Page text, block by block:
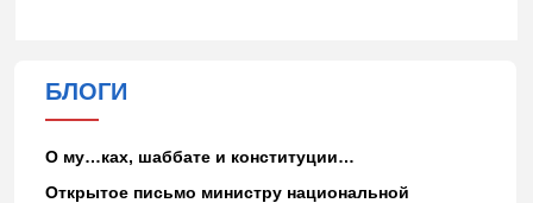
БЛОГИ
О му…ках, шаббате и конституции…
Открытое письмо министру национальной